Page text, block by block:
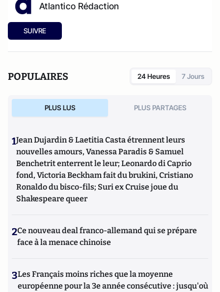
Atlantico Rédaction
SUIVRE
POPULAIRES 24 Heures 7 Jours
PLUS LUS PLUS PARTAGES
1Jean Dujardin & Laetitia Casta étrennent leurs
nouvelles amours, Vanessa Paradis & Samuel
Benchetrit enterrent le leur; Leonardo di Caprio
fond, Victoria Beckham fait du brukini, Cristiano
Ronaldo du bisco-fils; Suri ex Cruise joue du
Shakespeare queer
2Ce nouveau deal franco-allemand qui se prépare
face à la menace chinoise
3Les Français moins riches que la moyenne
européenne pour la 3e année consécutive : jusqu'où